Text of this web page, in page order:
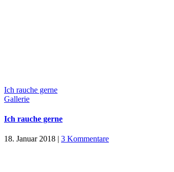
Ich rauche gerne
Gallerie
Ich rauche gerne
18. Januar 2018 | 3 Kommentare